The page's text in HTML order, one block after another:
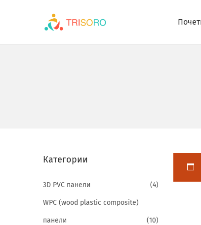
Категории
3D PVC панели (4)
WPC (wood plastic composite)
панели (10)